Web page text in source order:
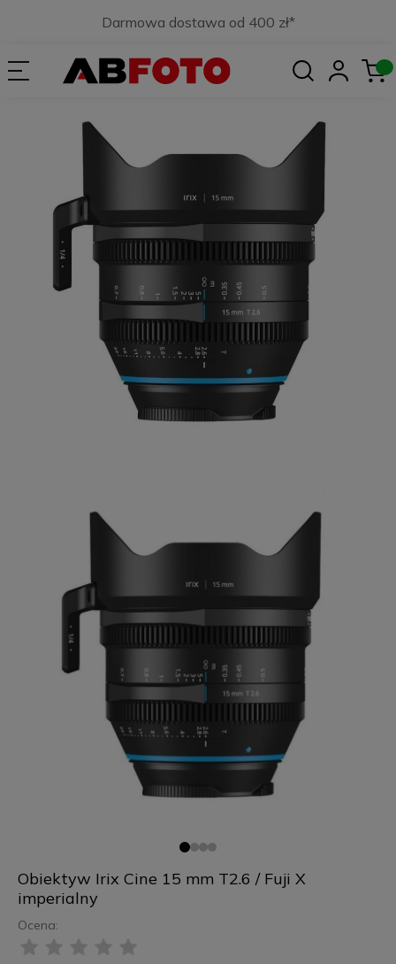
Darmowa dostawa od 400 zł*
Obiektyw Irix Cine 15 mm T2.6 / Fuji X
imperialny
Ocena: